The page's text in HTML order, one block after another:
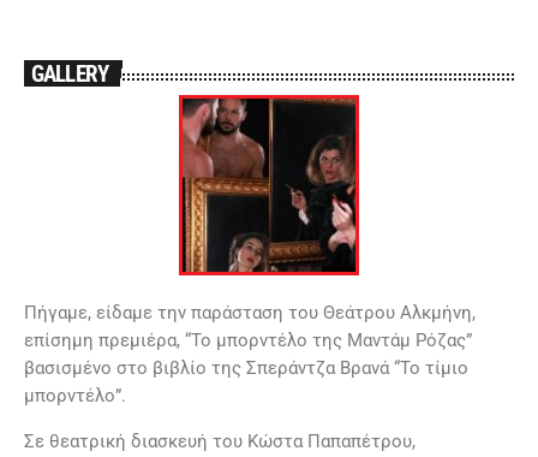
GALLERY
Πήγαμε, είδαμε την παράσταση του Θεάτρου Αλκμήνη,
επίσημη πρεμιέρα, “Το μπορντέλο της Μαντάμ Ρόζας”
βασισμένο στο βιβλίο της Σπεράντζα Βρανά “Το τίμιο
μπορντέλο”.
Σε θεατρική διασκευή του Κώστα Παπαπέτρου,